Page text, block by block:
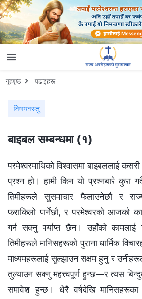
गृहपृष्ठ पढाइहरू
विषयवस्तु
बाइबल सम्बन्धमा (१)
परमेश्‍वरमाथिको विश्‍वासमा बाइबललाई कसरी
प्रश्‍न हो। हामी किन यो प्रश्‍नबारे कुरा
तिमीहरूले सुसमाचार फैलाउनेछौ र
फराकिलो पार्नेछौ, र परमेश्‍वरको आजको
गर्न सक्‍नु पर्याप्त छैन। उहाँको कामलाई
तिमीहरूले मानिसहरूको पुराना धार्मिक
माध्यमहरूलाई सुल्झाउन सक्षम हुनु र
तुल्याउन सक्‍नु महत्त्वपूर्ण हुन्छ—र त्यस
समावेश हुन्छ। धेरै वर्षदेखि मानिसहरूका